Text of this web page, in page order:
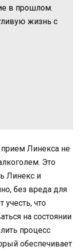
в прошлом.
жизнь с
прием Линекса не
Это
Линекс и
без вреда для
учесть, что
на состоянии
процесс
обеспечивает